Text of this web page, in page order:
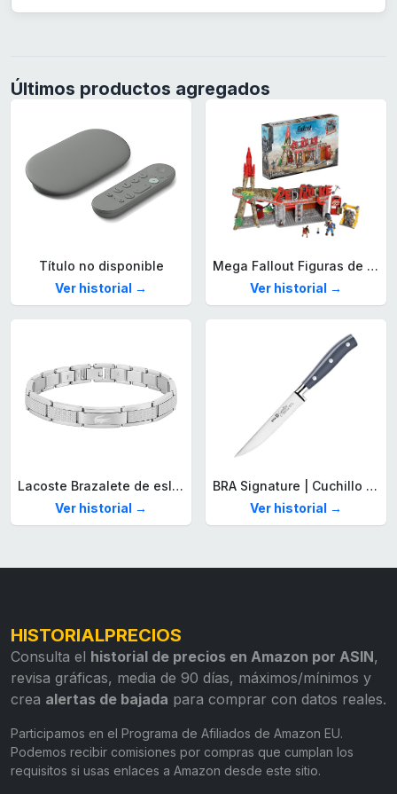
Últimos productos agregados
Título no disponible
Ver historial →
Mega Fallout Figuras de acción y Juguetes de construcción, Parada de Camiones Red Rocket con 824 Piezas, 2 Personajes articulados y Accesorios, para coleccionistas, HXT00
Ver historial →
Lacoste Brazalete de eslabón para Hombre Colección STENCIL de Acero inoxidable
Ver historial →
BRA Signature | Cuchillo tomatero 120 mm, Acero Inoxidable alemán forjado con Molibdeno Vanadio, Mango Remachado ABS, Diseño Ergonómico, Hoja 1,6 mm espesor
Ver historial →
HISTORIALPRECIOS
Consulta el historial de precios en Amazon por ASIN,
revisa gráficas, media de 90 días, máximos/mínimos y
crea alertas de bajada para comprar con datos reales.
Participamos en el Programa de Afiliados de Amazon EU.
Podemos recibir comisiones por compras que cumplan los
requisitos si usas enlaces a Amazon desde este sitio.